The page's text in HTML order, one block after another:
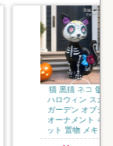
犬 ドッ
ロウィン
ーデン
ーナメン
キシコ